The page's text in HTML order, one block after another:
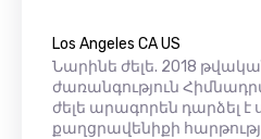
Los Angeles CA US
Նարինե ժելե. 2018
ժառանգություն
ժելե արագորեն դարձել է
քաղցրավենիքի